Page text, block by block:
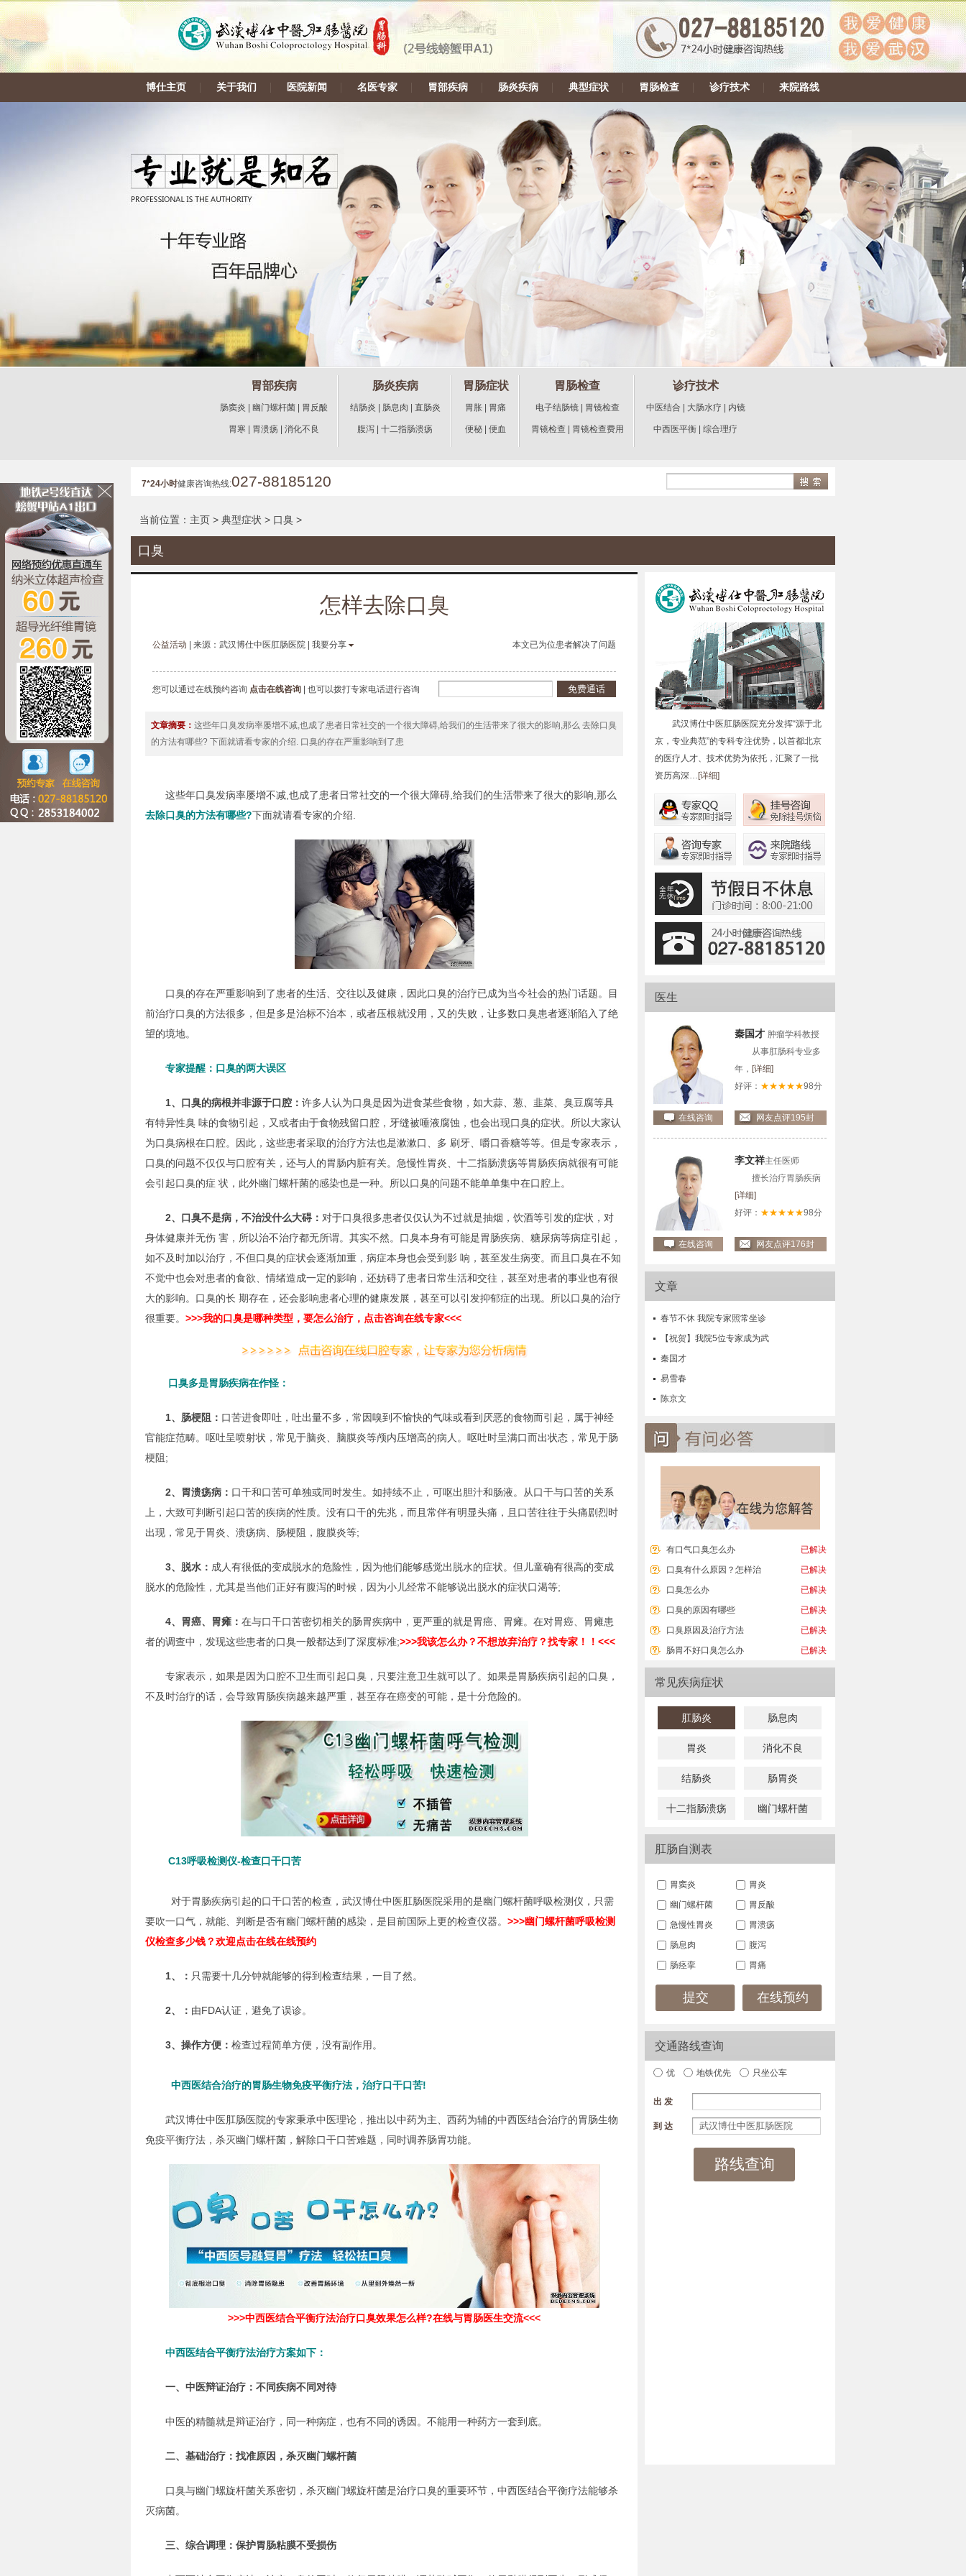
博仕主页 关于我们 医院新闻 名医专家 胃部疾病 肠炎疾病 典型症状 胃肠检查 诊疗技术 来院路线
胃部疾病
肠窦炎 幽门螺杆菌| 胃反酸
胃寒 胃溃疡 消化不良
肠炎疾病
结肠炎 肠息肉 直肠炎
腹泻 十二指肠溃疡
胃肠症状
胃胀 胃痛
便秘 便血
胃肠检查
电子结肠镜| 胃镜检查
胃镜检查 胃镜检查费用
诊疗技术
中医结合 大肠水疗 内镜
中西医平衡 综合理疗
7*24小时健康咨询热线:027-88185120
当前位置： 主页 > 典型症状 > 口臭 >
口臭
怎样去除口臭
本文已为位患者解决了问题
公益活动 | 来源：武汉博仕中医肛肠医院 | 我要分享
您可以通过在线预约咨询 点击在线咨询 | 也可以拨打专家电话进行咨询
文章摘要： 这些年口臭发病率屡增不减,也成了患者日常社交的一个很大障碍,给我们的生活带来了很大的影响,那么 去除口臭
的方法有哪些? 下面就请看专家的介绍. 口臭的存在严重影响到了患
这些年口臭发病率屡增不减,也成了患者日常社交的一个很大障碍,给我们的生活带来了很大的影响,那么
去除口臭的方法有哪些?下面就请看专家的介绍.
口臭的存在严重影响到了患者的生活、交往以及健康，因此口臭的治疗已成为当今社会的热门话题。目
前治疗口臭的方法很多，但是多是治标不治本，或者压根就没用，又的失败，让多数口臭患者逐渐陷入了绝
望的境地。
专家提醒：口臭的两大误区
1、口臭的病根并非源于口腔： 许多人认为口臭是因为进食某些食物，如大蒜、葱、韭菜、臭豆腐等具
有特异性臭 味的食物引起，又或者由于食物残留口腔，牙缝被唾液腐蚀，也会出现口臭的症状。所以大家认
为口臭病根在口腔。因此，这些患者采取的治疗方法也是漱漱口、多 刷牙、嚼口香糖等等。但是专家表示，
口臭的问题不仅仅与口腔有关，还与人的胃肠内脏有关。急慢性胃炎、十二指肠溃疡等胃肠疾病就很有可能
会引起口臭的症 状，此外幽门螺杆菌的感染也是一种。所以口臭的问题不能单单集中在口腔上。
2、口臭不是病，不治没什么大碍： 对于口臭很多患者仅仅认为不过就是抽烟，饮酒等引发的症状，对
身体健康并无伤 害，所以治不治疗都无所谓。其实不然。口臭本身有可能是胃肠疾病、糖尿病等病症引起，
如不及时加以治疗，不但口臭的症状会逐渐加重，病症本身也会受到影 响，甚至发生病变。而且口臭在不知
不觉中也会对患者的食欲、情绪造成一定的影响，还妨碍了患者日常生活和交往，甚至对患者的事业也有很
大的影响。口臭的长 期存在，还会影响患者心理的健康发展，甚至可以引发抑郁症的出现。所以口臭的治疗
很重要。 >>>我的口臭是哪种类型，要怎么治疗，点击咨询在线专家<<<
口臭多是胃肠疾病在作怪：
1、肠梗阻： 口苦进食即吐，吐出量不多，常因嗅到不愉快的气味或看到厌恶的食物而引起，属于神经
官能症范畴。呕吐呈喷射状，常见于脑炎、脑膜炎等颅内压增高的病人。呕吐时呈满口而出状态，常见于肠
梗阻;
2、胃溃疡病： 口干和口苦可单独或同时发生。如持续不止，可呕出胆汁和肠液。从口干与口苦的关系
上，大致可判断引起口苦的疾病的性质。没有口干的先兆，而且常伴有明显头痛，且口苦往往于头痛剧烈时
出现，常见于胃炎、溃疡病、肠梗阻，腹膜炎等;
3、脱水： 成人有很低的变成脱水的危险性，因为他们能够感觉出脱水的症状。但儿童确有很高的变成
脱水的危险性，尤其是当他们正好有腹泻的时候，因为小儿经常不能够说出脱水的症状口渴等;
4、胃癌、胃瘫： 在与口干口苦密切相关的肠胃疾病中，更严重的就是胃癌、胃瘫。在对胃癌、胃瘫患
者的调查中，发现这些患者的口臭一般都达到了深度标准;>>>我该怎么办？不想放弃治疗？找专家！！<<<
专家表示，如果是因为口腔不卫生而引起口臭，只要注意卫生就可以了。如果是胃肠疾病引起的口臭，
不及时治疗的话，会导致胃肠疾病越来越严重，甚至存在癌变的可能，是十分危险的。
C13呼吸检测仪-检查口干口苦
对于胃肠疾病引起的口干口苦的检查，武汉博仕中医肛肠医院采用的是幽门螺杆菌呼吸检测仪，只需
要吹一口气，就能、判断是否有幽门螺杆菌的感染，是目前国际上更的检查仪器。 >>>幽门螺杆菌呼吸检测
仪检查多少钱？欢迎点击在线在线预约
1、： 只需要十几分钟就能够的得到检查结果，一目了然。
2、： 由FDA认证，避免了误诊。
3、操作方便： 检查过程简单方便，没有副作用。
中西医结合治疗的胃肠生物免疫平衡疗法，治疗口干口苦!
武汉博仕中医肛肠医院的专家秉承中医理论，推出以中药为主、西药为辅的中西医结合治疗的胃肠生物
免疫平衡疗法，杀灭幽门螺杆菌，解除口干口苦难题，同时调养肠胃功能。
>>>中西医结合平衡疗法治疗口臭效果怎么样?在线与胃肠医生交流<<<
中西医结合平衡疗法治疗方案如下：
一、中医辩证治疗：不同疾病不同对待
中医的精髓就是辩证治疗，同一种病症，也有不同的诱因。不能用一种药方一套到底。
二、基础治疗：找准原因，杀灭幽门螺杆菌
口臭与幽门螺旋杆菌关系密切，杀灭幽门螺旋杆菌是治疗口臭的重要环节，中西医结合平衡疗法能够杀
灭病菌。
三、综合调理：保护胃肠粘膜不受损伤
武汉博仕中医肛肠医院充分发挥“源于北
京，专业典范”的专科专注优势，以首都北京
的医疗人才、技术优势为依托，汇聚了一批
资历高深… [详细]
医生
秦国才 肿瘤学科教授
从事肛肠科专业多
年， [详细]
好评： ★★★★★98分
在线咨询 网友点评195封
李文祥主任医师
擅长治疗胃肠疾病
[详细]
好评： ★★★★★98分
在线咨询 网友点评176封
文章
春节不休 我院专家照常坐诊
【祝贺】我院5位专家成为武
秦国才
易雪春
陈京文
已解决
有口气口臭怎么办
已解决
口臭有什么原因？怎样治
已解决
口臭怎么办
已解决
口臭的原因有哪些
已解决
口臭原因及治疗方法
已解决
肠胃不好口臭怎么办
常见疾病症状
肛肠炎 肠息肉
胃炎 消化不良
结肠炎 肠胃炎
十二指肠溃疡 幽门螺杆菌
肛肠自测表
胃窦炎
胃炎
幽门螺杆菌
胃反酸
急慢性胃炎
胃溃疡
肠息肉
腹泻
肠痉挛
胃痛
在线预约
交通路线查询
优 地铁优先 只坐公车
出 发
到 达